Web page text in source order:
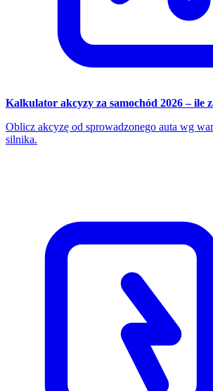
Kalkulator akcyzy za samochód 2026 – ile
Oblicz akcyzę od sprowadzonego auta wg
silnika.